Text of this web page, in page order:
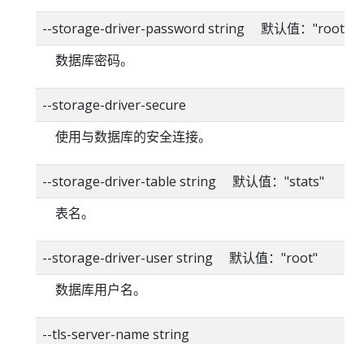
--storage-driver-password string 默认值："root"
数据库密码。
--storage-driver-secure
使用与数据库的安全连接。
--storage-driver-table string 默认值："stats"
表名。
--storage-driver-user string 默认值："root"
数据库用户名。
--tls-server-name string